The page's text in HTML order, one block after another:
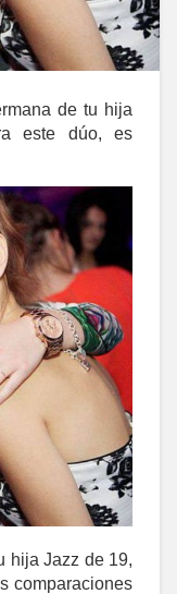
de tu hija
este dúo, es
hija Jazz de 19,
comparaciones